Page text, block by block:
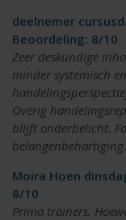
deelnemer
Beoordeling: 8/10
Zeer deskundige
minder systemisch
Overig
blijft onderbelicht.
Moira Hoen
8/10
Prima trainers.